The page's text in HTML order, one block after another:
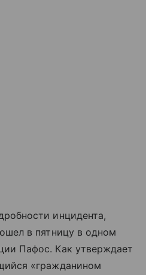
инцидента,
в пятницу в одном
Пафос. Как утверждает
«гражданином